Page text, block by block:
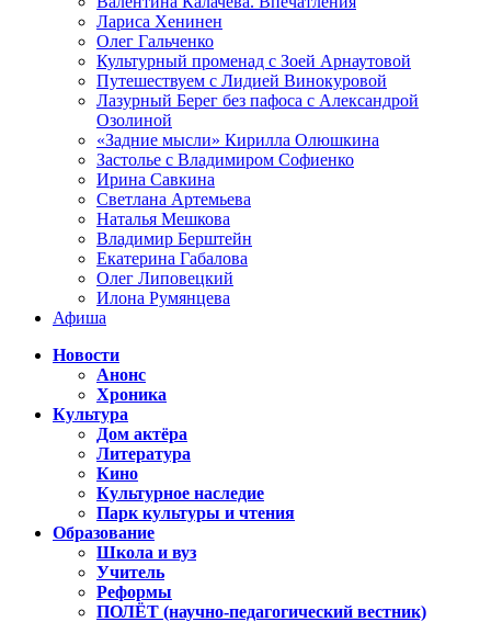
Лариса Хенинен
Олег Гальченко
Культурный променад с Зоей Арнаутовой
Путешествуем с Лидией Винокуровой
Лазурный Берег без пафоса с Александрой
Озолиной
«Задние мысли» Кирилла Олюшкина
Застолье с Владимиром Софиенко
Ирина Савкина
Светлана Артемьева
Наталья Мешкова
Владимир Берштейн
Екатерина Габалова
Олег Липовецкий
Илона Румянцева
Афиша
Новости
Анонс
Хроника
Культура
Дом актёра
Литература
Кино
Культурное наследие
Парк культуры и чтения
Образование
Школа и вуз
Учитель
Реформы
ПОЛЁТ (научно-педагогический вестник)